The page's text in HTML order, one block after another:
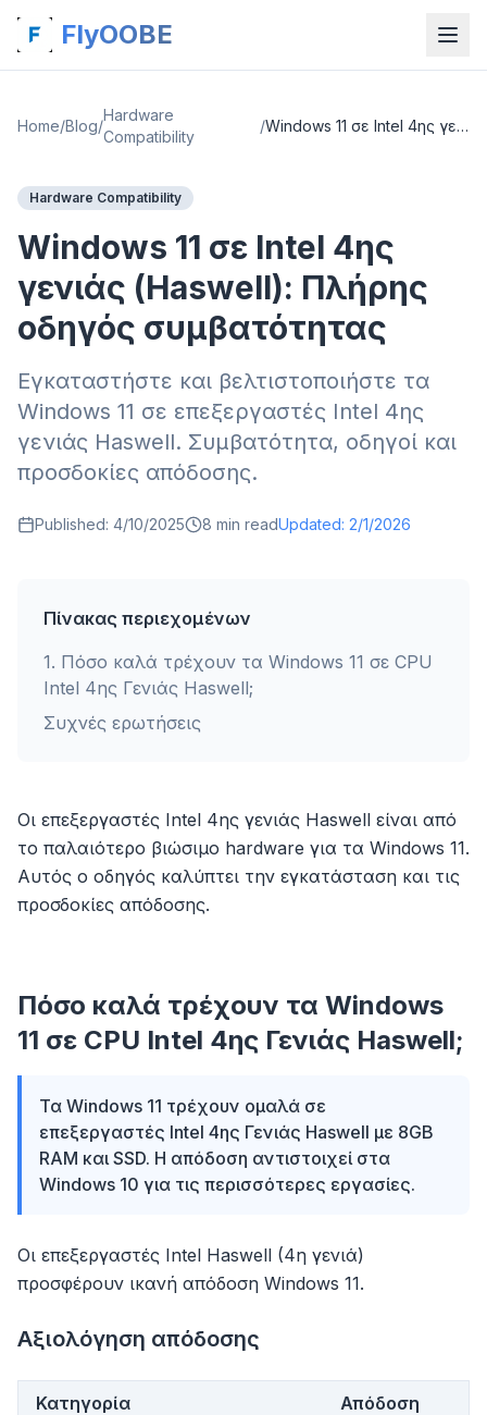
FlyOOBE
Home/Blog/
Hardware
Compatibility
/ Windows 11 σε Intel 4ης γενιάς (Haswell): Πλήρης οδηγός συμβατότητας
Hardware Compatibility
Windows 11 σε Intel 4ης
γενιάς (Haswell): Πλήρης
οδηγός συμβατότητας
Εγκαταστήστε και βελτιστοποιήστε τα
Windows 11 σε επεξεργαστές Intel 4ης
γενιάς Haswell. Συμβατότητα, οδηγοί και
προσδοκίες απόδοσης.
Published: 4/10/2025 8 min readUpdated: 2/1/2026
Πίνακας περιεχομένων
1. Πόσο καλά τρέχουν τα Windows 11 σε CPU
Intel 4ης Γενιάς Haswell;
Συχνές ερωτήσεις
Οι επεξεργαστές Intel 4ης γενιάς Haswell είναι από
το παλαιότερο βιώσιμο hardware για τα Windows 11.
Αυτός ο οδηγός καλύπτει την εγκατάσταση και τις
προσδοκίες απόδοσης.
Πόσο καλά τρέχουν τα Windows
11 σε CPU Intel 4ης Γενιάς Haswell;
Τα Windows 11 τρέχουν ομαλά σε
επεξεργαστές Intel 4ης Γενιάς Haswell με 8GB
RAM και SSD. Η απόδοση αντιστοιχεί στα
Windows 10 για τις περισσότερες εργασίες.
Οι επεξεργαστές Intel Haswell (4η γενιά)
προσφέρουν ικανή απόδοση Windows 11.
Αξιολόγηση απόδοσης
Κατηγορία Απόδοση